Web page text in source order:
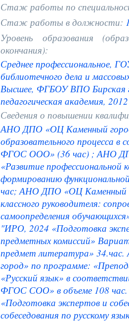
Стаж работы по
Стаж работы в должности:
Уровень образования
окончания):
Среднее профессиональное,
библиотечного дела и
Высшее, ФГБОУ ВПО Бирская
педагогическая академия, 2012
Сведения о повышении
АНО ДПО «ОЦ Каменный
образовательного процесса в
ФГОС ООО» (36 час) ; АНО
«Развитие профессиональной
формированию
час; АНО ДПО «ОЦ Каменный
классного руководителя:
самоопределения
"ИРО, 2024 «Подготовка
предметных комиссий»
предмет литература»
город» по программе:
«Русский язык» в
ФГОС СОО» в объеме 108
«Подготовка экспертов и
собеседования по русскому